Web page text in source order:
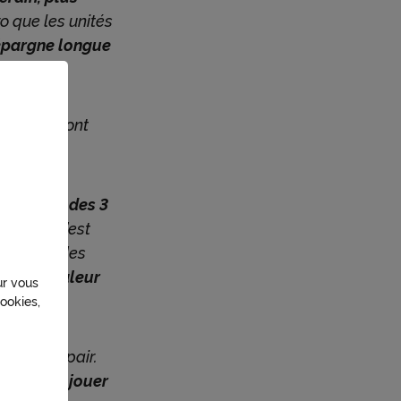
que les unités
longue
actifs sont
cumul des 3
— c’est
des
de la valeur
de pair.
à jouer
vous